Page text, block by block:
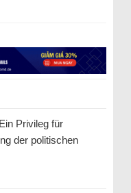
Privileg für
der politischen